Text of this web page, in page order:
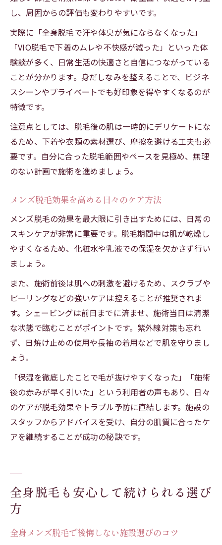
し、周囲からの評価も変わりやすいです。
実際に「全身脱毛で汗や体臭が気にならなくなった」
「VIO脱毛で下着のムレや不快感が減った」といった体
験談が多く、日常生活の快適さと自信につながっている
ことが分かります。身だしなみを整えることで、ビジネ
スシーンやプライベートでも好印象を得やすくなるのが
特徴です。
注意点としては、脱毛後の肌は一時的にデリケートにな
るため、下着や衣類の素材選び、摩擦を避ける工夫も必
要です。自分に合った脱毛範囲やペースを見極め、無理
のない計画で施術を進めましょう。
メンズ脱毛効果を高める日々のケア方法
メンズ脱毛の効果を最大限に引き出すためには、日常の
スキンケアが非常に重要です。脱毛期間中は肌が乾燥し
やすくなるため、化粧水や乳液での保湿を欠かさず行い
ましょう。
また、施術前後は肌への刺激を避けるため、スクラブや
ピーリングなどの強いケアは控えることが推奨されま
す。シェービングは前日までに済ませ、施術当日は清潔
な状態で臨むことがポイントです。紫外線対策も忘れ
ず、日焼け止めの使用や長袖の着用などで肌を守りまし
ょう。
「保湿を徹底したことで毛が抜けやすくなった」「施術
後の赤みが早く引いた」という利用者の声もあり、日々
のケアが脱毛効果やトラブル予防に直結します。施設の
スタッフからアドバイスを受け、自分の肌質に合ったケ
アを継続することが成功の秘訣です。
全身脱毛も安心して続けられる選び
方
全身メンズ脱毛で後悔しない施設選びのコツ